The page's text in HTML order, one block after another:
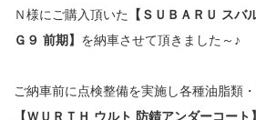
Ｎ様にご購入頂いた
【ＳＵＢＡＲＵ スバ
Ｇ９ 前期】 を納車させて頂きました～♪
ご納車前に点検整備を実施し各種油脂類
【ＷＵＲＴＨ ウルト 防錆アンダーコート】